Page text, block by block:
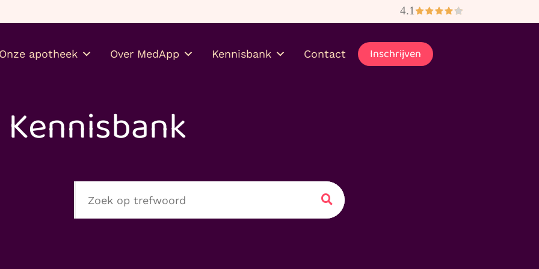
Onze apotheek Over MedApp Kennisbank Contact Inschrijven
Kennisbank